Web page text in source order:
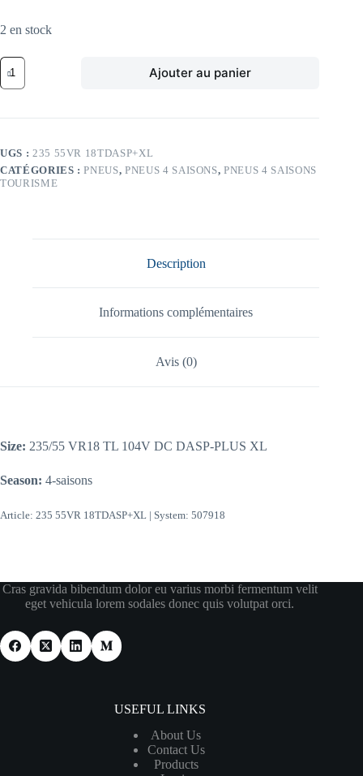
2 en stock
quantité
de
DC
DC
XL
235/55
VR18
DASP-
Ajouter au panier
UGS : 235 55VR 18TDASP+XL
CATÉGORIES :PNEUS,PNEUS 4 SAISONS,PNEUS 4 SAISONS
TOURISME
Description
Informations complémentaires
Avis (0)
Size: 235/55 VR18 TL 104V DC DASP-PLUS XL
Season: 4-saisons
Article: 235 55VR 18TDASP+XL | System: 507918
Cras gravida bibendum dolor eu varius morbi fermentum velit
eget vehicula lorem sodales donec quis volutpat orci.
USEFUL LINKS
About Us
Contact Us
Products